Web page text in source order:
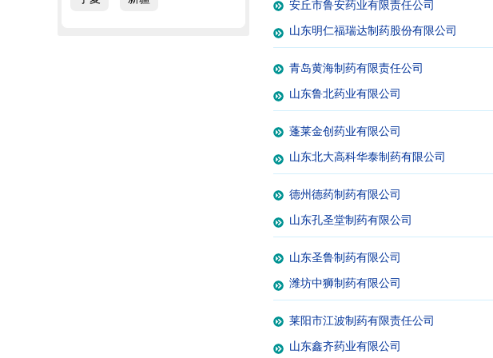
安丘市鲁安药业有限责任公司
山东明仁福瑞达制药股份有限公司
青岛黄海制药有限责任公司
山东鲁北药业有限公司
蓬莱金创药业有限公司
山东北大高科华泰制药有限公司
德州德药制药有限公司
山东孔圣堂制药有限公司
山东圣鲁制药有限公司
潍坊中狮制药有限公司
莱阳市江波制药有限责任公司
山东鑫齐药业有限公司